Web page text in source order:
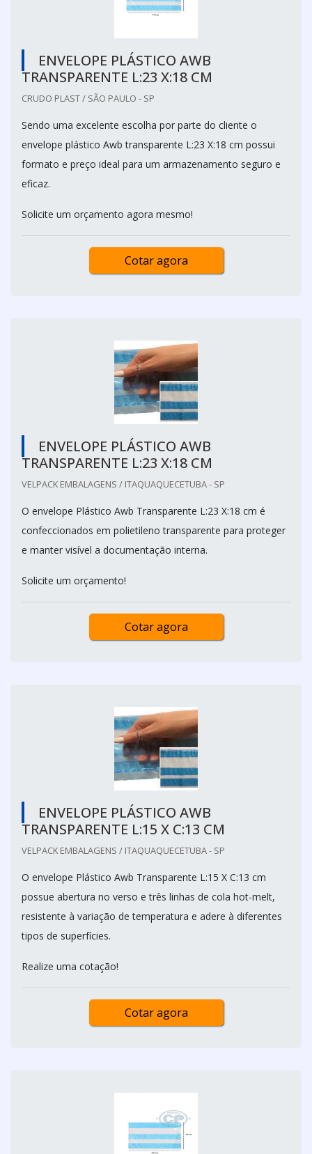
ENVELOPE PLÁSTICO AWB
TRANSPARENTE L:23 X:18 CM
CRUDO PLAST / SÃO PAULO - SP
Sendo uma excelente escolha por parte do cliente o
envelope plástico Awb transparente L:23 X:18 cm possui
formato e preço ideal para um armazenamento seguro e
eficaz.
Solicite um orçamento agora mesmo!
Cotar agora
ENVELOPE PLÁSTICO AWB
TRANSPARENTE L:23 X:18 CM
VELPACK EMBALAGENS / ITAQUAQUECETUBA - SP
O envelope Plástico Awb Transparente L:23 X:18 cm é
confeccionados em polietileno transparente para proteger
e manter visível a documentação interna.
Solicite um orçamento!
Cotar agora
ENVELOPE PLÁSTICO AWB
TRANSPARENTE L:15 X C:13 CM
VELPACK EMBALAGENS / ITAQUAQUECETUBA - SP
O envelope Plástico Awb Transparente L:15 X C:13 cm
possue abertura no verso e três linhas de cola hot-melt,
resistente à variação de temperatura e adere à diferentes
tipos de superfícies.
Realize uma cotação!
Cotar agora